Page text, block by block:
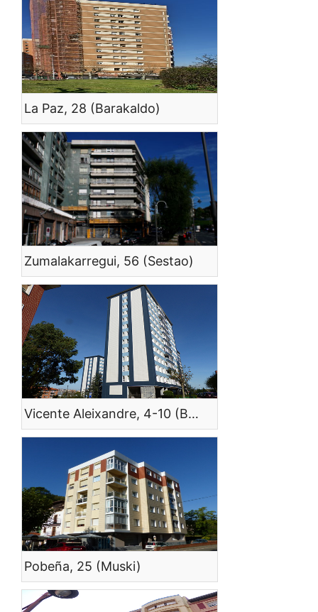
La Paz, 28 (Barakaldo)
Zumalakarregui, 56 (Sestao)
Vicente Aleixandre, 4-10 (Barakaldo)
Pobeña, 25 (Muski)